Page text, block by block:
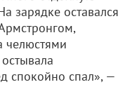
зарядке оставался
челюстями
спокойно спал», —